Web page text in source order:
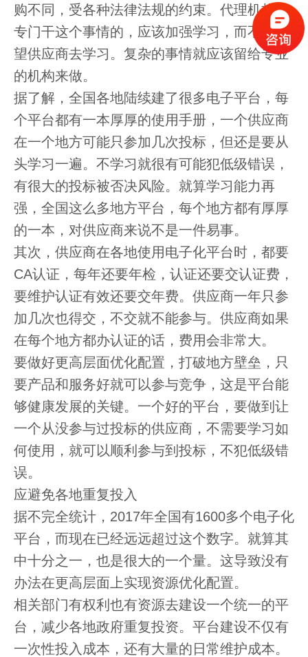
购不同，受各种法律法规的约束。代理机构是
专门干这个事情的，应该加强学习，而不是指
望供应商去学习。复杂的事情就应该留给专业
的机构来做。
据了解，全国各地陆续建了很多电子平台，每
个平台都有一本厚厚的使用手册，一个供应商
在一个地方可能只参加几次投标，但还是要从
头学习一遍。不学习就很有可能犯低级错误，
有很大的投标被否决风险。就算学习能力再
强，全国这么多地方平台，每个地方都有厚厚
的一本，对供应商来说不是一件易事。
其次，供应商在各地使用电子化平台时，都要
CA认证，每年还要年检，认证还要交认证费，
要维护认证有效还要交年费。供应商一年只参
加几次也得交，不交就不能参与。供应商如果
在每个地方都办认证的话，费用会非常大。
要做好更高层面优化配置，打破地方壁垒，只
要产品和服务好就可以参与竞争，这是平台能
够健康发展的关键。一个好的平台，要做到让
一个从没参与过投标的供应商，不需要学习如
何使用，就可以顺利参与到投标，不犯低级错
误。
应避免各地重复投入
据不完全统计，2017年全国有1600多个电子化
平台，而现在已经远远超过这个数字。就算其
中十分之一，也是很大的一个量。这导致没有
办法在更高层面上实现资源优化配置。
相关部门有权利也有资源去建设一个统一的平
台，减少各地政府重复投资。平台建设不仅有
一次性投入成本，还有大量的日常维护成本。